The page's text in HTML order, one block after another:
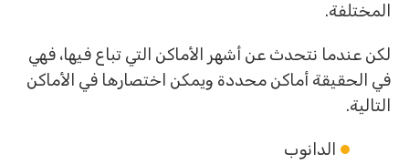
المختلفة.
لكن عندما نتحدث عن أشهر الأماكن التي تباع فيها، فهي
في الحقيقة أماكن محددة ويمكن اختصارها في الأماكن
التالية.
الدانوب